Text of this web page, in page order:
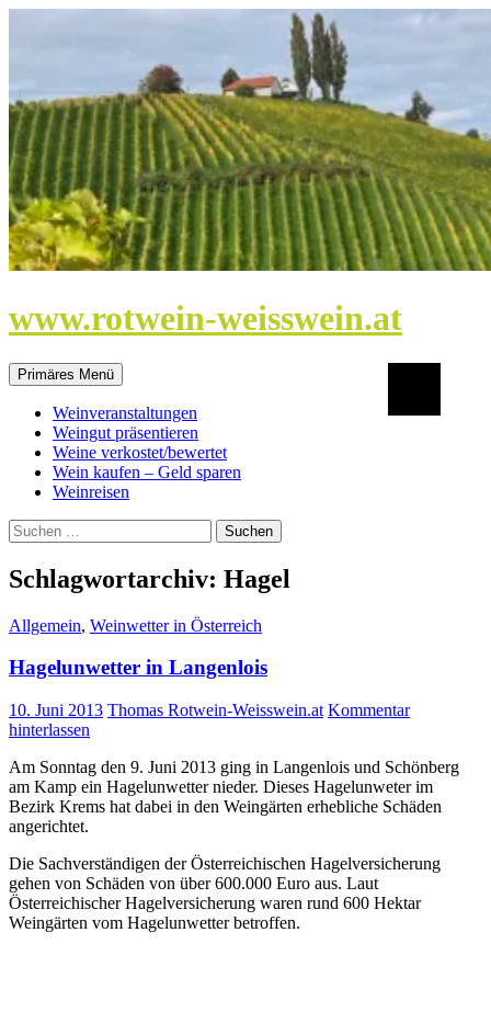
www.rotwein-weisswein.at
Primäres Menü
Weinveranstaltungen
Weingut präsentieren
Weine verkostet/bewertet
Wein kaufen – Geld sparen
Weinreisen
Suchen
nach:
Schlagwortarchiv: Hagel
Allgemein, Weinwetter in Österreich
Hagelunwetter in Langenlois
10. Juni 2013 Thomas Rotwein-Weisswein.at Kommentar
hinterlassen
Am Sonntag den 9. Juni 2013 ging in Langenlois und Schönberg
am Kamp ein Hagelunwetter nieder. Dieses Hagelunweter im
Bezirk Krems hat dabei in den Weingärten erhebliche Schäden
angerichtet.
Die Sachverständigen der Österreichischen Hagelversicherung
gehen von Schäden von über 600.000 Euro aus. Laut
Österreichischer Hagelversicherung waren rund 600 Hektar
Weingärten vom Hagelunwetter betroffen.